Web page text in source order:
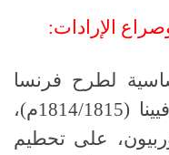
الإرادات:
لطرح فرنسا
موضوع الجزائر في مؤتمر فيينا (1814/1815م)،
على تحطيم